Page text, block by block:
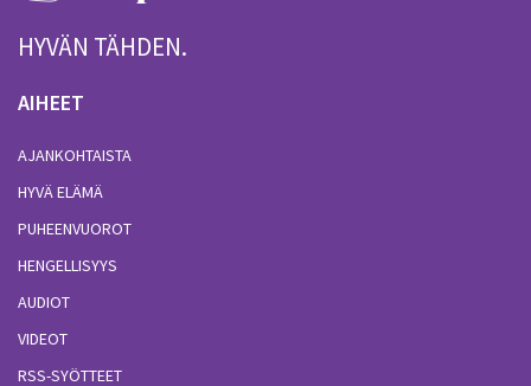
HYVÄN TÄHDEN.
AIHEET
AJANKOHTAISTA
HYVÄ ELÄMÄ
PUHEENVUOROT
HENGELLISYYS
AUDIOT
VIDEOT
RSS-SYÖTTEET